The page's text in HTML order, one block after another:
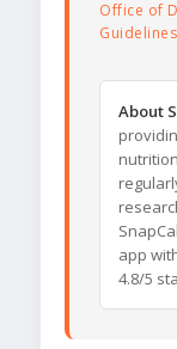
Office of
About
app
4.8/5